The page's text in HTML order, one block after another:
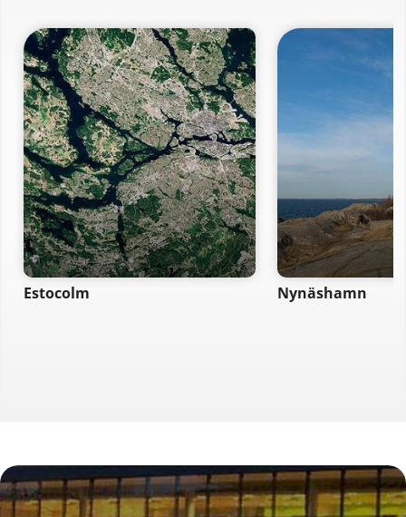
Estocolm Nynäshamn